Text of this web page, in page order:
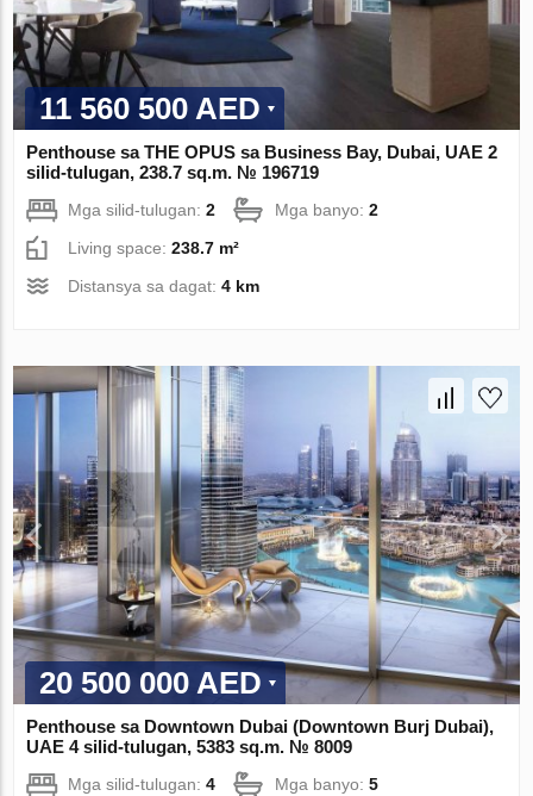
11 560 500 AED
Penthouse sa THE OPUS sa Business Bay, Dubai, UAE 2
silid-tulugan, 238.7 sq.m. № 196719
Mga silid-tulugan:2 Mga banyo:2
Living space:238.7 m²
Distansya sa dagat:4 km
20 500 000 AED
Penthouse sa Downtown Dubai (Downtown Burj Dubai),
UAE 4 silid-tulugan, 5383 sq.m. № 8009
Mga silid-tulugan:4 Mga banyo:5